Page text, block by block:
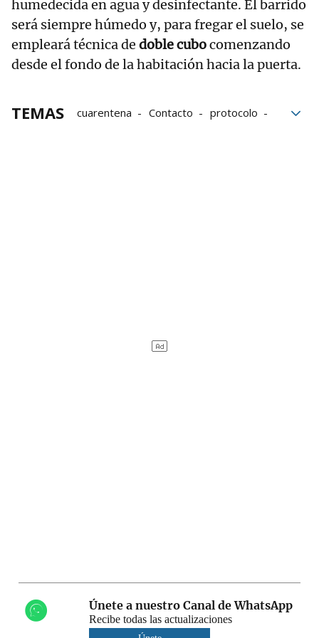
humedecida en agua y desinfectante. El barrido
será siempre húmedo y, para fregar el suelo, se
empleará técnica de doble cubocomenzando
desde el fondo de la habitación hacia la puerta.
TEMAS cuarentena Contacto
protocolo
Únete a nuestro Canal de WhatsApp
Recibe todas las actualizaciones